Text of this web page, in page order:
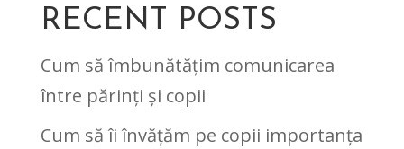
RECENT POSTS
Cum să îmbunătățim comunicarea
între părinți și copii
Cum să îi învățăm pe copii importanța